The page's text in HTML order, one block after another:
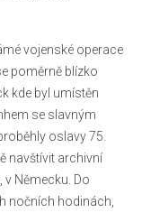
vojenské operace
poměrně blízko
kde byl umístěn
se slavným
oslavy 75.
navštívit archivní
v Německu. Do
nočních hodinách,